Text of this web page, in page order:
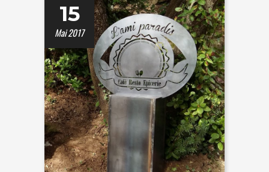
15
Mai 2017